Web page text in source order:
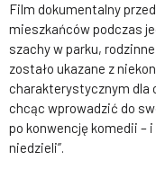
Film dokumentalny
mieszkańców podczas
szachy w parku,
zostało ukazane z
charakterystycznym dla
chcąc wprowadzić do
po konwencję komedii –
niedzieli”.